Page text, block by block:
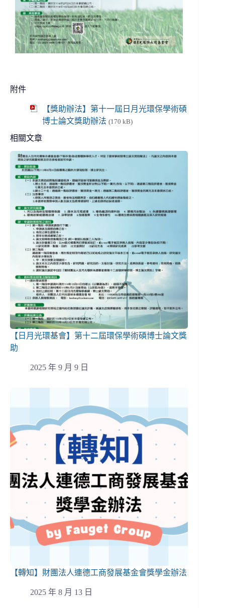
附件
【獎助辦法】第十一屆日月光環保學術碩
博士論文獎助辦法 (170 kB)
相關文章
【日月光環基會】第十二屆環保學術碩博士論文獎
助
2025 年 9 月 9 日
【轉知】財團法人連德工商發展基金會獎學金辦法
2025 年 8 月 13 日